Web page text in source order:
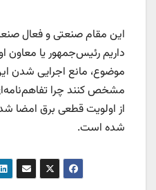
این مقام صنعتی و فعال
داریم رئیس‌جمهور یا معاون
موضوع، مانع اجرایی شدن
مشخص کنند چرا
از اولویت قطعی برق امضا
شده است.